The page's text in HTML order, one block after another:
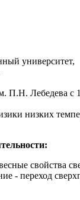
университет,
П.Н. Лебедева с
низких
свойства
- переход